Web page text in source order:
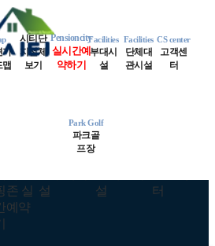
가
Map
시티단
지전체
보기
Pensioncity
실시간예
약하기
Facilities
부대시
설
Facilities
단체대
관시설
CS center
고객센
터
Park Golf
파크골
프장
런던동
네덜란드동 스위스동